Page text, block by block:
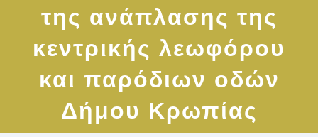
της ανάπλασης της
κεντρικής λεωφόρου
και παρόδιων οδών
Δήμου Κρωπίας